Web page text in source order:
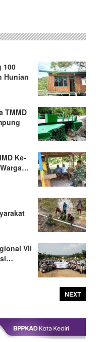
100
Hunian
TMMD
Ke-
VII
NEXT